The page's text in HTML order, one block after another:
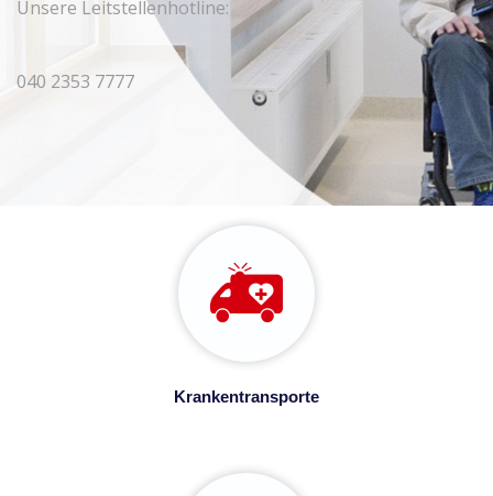
Unsere Leitstellenhotline:
040 2353 7777
Krankentransporte